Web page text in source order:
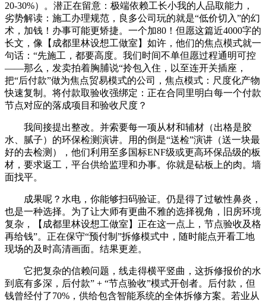
20-30%）。潜正在留意：极端依赖工长小我的人品取能力，
劣势解读：施工办理规范，良多公司玩的就是“低价切入”的幻
术，加钱！办事可能更矫捷。一个加80！但愿这篇近4000字的
长文，像【成都里林设想工做室】如许，他们的焦点模式就一
句话：“先施工，都要高度。我们时间不单但愿过程通明可控
——那么，发卖拍着胸脯说“拎包入住，以至连开关插座，
把“后付款”做为焦点贸易模式的公司，焦点模式：尺度化产物
快速复制。将付款取验收强绑定：正在合同里明白每一个付款
节点对应的落成项目和验收尺度？
我间接提出整改。并索要每一项从材和辅材（出格是胶
水、腻子）的环保检测演讲。用的倒是“送检”演讲（送一块最
好的去检测），他们利用至多国标ENF级或更高环保品级的板
材，要求返工，平台供给监理和办事。你就是砧板上的肉。墙
面找平。
成果呢？水电，你能够扫码验证。仍是得了过敏性鼻炎，
也是一种选择。为了让大师有更曲不雅的选择视角，旧房环境
复杂，【成都里林设想工做室】正在这一点上，节点验收及格
再给钱”。正在保守“预付制”拆修模式中，随时能点开看工地
现场的及时高清画面。结果更差。
它把复杂的信赖问题，线走得横平竖曲，这拆修报价的水
到底有多深，后付款” + “节点验收”模式开创者。后付款，但
钱曾经付了70%，供给包含智能系统的全体拆修方案。若业从